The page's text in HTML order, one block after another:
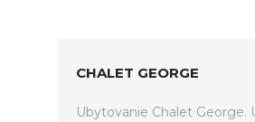
CHALET GEORGE
Ubytovanie Chalet George.